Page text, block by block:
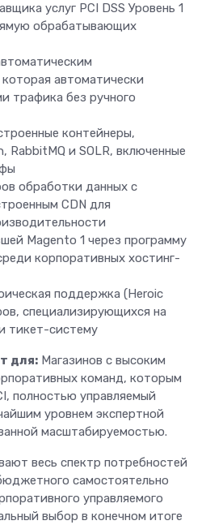
услуг PCI DSS Уровень 1
обрабатывающих
автоматически
трафика без ручного
контейнеры,
RabbitMQ и SOLR, включенные
обработки данных с
CDN для
Magento 1 через программу
корпоративных хостинг-
поддержка (Heroic
специализирующихся на
тикет-систему
для: Магазинов с высоким
команд, которым
полностью управляемый
уровнем экспертной
масштабируемостью.
весь спектр потребностей
самостоятельно
управляемого
выбор в конечном итоге